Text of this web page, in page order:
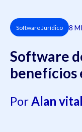
Software Jurídico 8
Software
benefícios
PorAlan vital